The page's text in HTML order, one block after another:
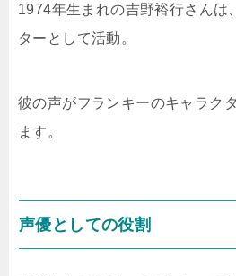
1974年生まれの吉野裕行さんは
ターとして活動。
彼の声がフランキーのキャラク
ます。
声優としての役割